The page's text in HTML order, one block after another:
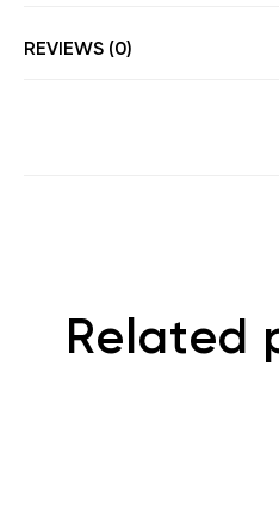
REVIEWS (0)
Related